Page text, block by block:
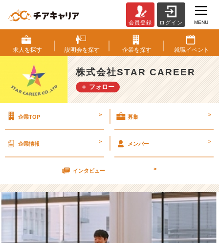
O
P
セ
ミ
ナ
ー
成
【8/
1
特
別
考
会員登録 ログイン MENU
求人を探す 説明会を探す 企業を探す 就職イベント
株式会社STAR CAREER
＋ フォロー
企業TOP > 募集 >
企業情報 > メンバー >
インタビュー >